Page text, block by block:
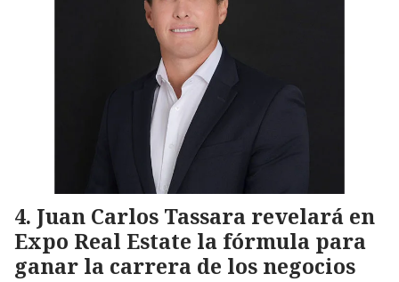
Juan Carlos Tassara revelará en
Expo Real Estate la fórmula para
ganar la carrera de los negocios